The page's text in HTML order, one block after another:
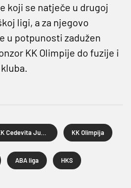
koji se natječe u drugoj
ligi, a za njegovo
u potpunosti zadužen
KK Olimpije do fuzije i
KK Olimpija
ABA liga HKS